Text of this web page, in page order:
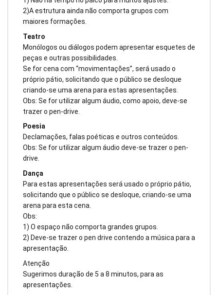
2)A estrutura ainda não comporta grupos com
maiores formações.
Teatro
Monólogos ou diálogos podem apresentar esquetes de
peças e outras possibilidades.
Se for cena com “movimentações”, será usado o
próprio pátio, solicitando que o público se desloque
criando-se uma arena para estas apresentações.
Obs: Se for utilizar algum áudio, como apoio, deve-se
trazer o pen-drive.
Poesia
Declamações, falas poéticas e outros conteúdos.
Obs: Se for utilizar algum áudio deve-se trazer o pen-
drive.
Dança
Para estas apresentações será usado o próprio pátio,
solicitando que o público se desloque, criando-se uma
arena para esta cena.
Obs:
1) O espaço não comporta grandes grupos.
2) Deve-se trazer o pen drive contendo a música para a
apresentação.
Atenção
Sugerimos duração de 5 a 8 minutos, para as
apresentações.